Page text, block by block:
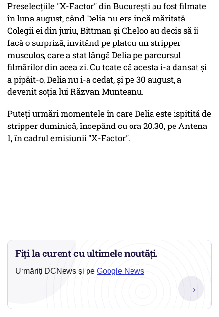
Preselecțiile "X-Factor" din București au fost filmate
în luna august, când Delia nu era incă măritată.
Colegii ei din juriu, Bittman și Cheloo au decis să îi
facă o surpriză, invitând pe platou un stripper
musculos, care a stat lângă Delia pe parcursul
filmărilor din acea zi. Cu toate că acesta i-a dansat și
a pipăit-o, Delia nu i-a cedat, și pe 30 august, a
devenit soția lui Răzvan Munteanu.
Puteți urmări momentele în care Delia este ispitită de
stripper duminică, începând cu ora 20.30, pe Antena
1, în cadrul emisiunii "X-Factor".
Fiți la curent cu ultimele noutăți.
Urmăriți DCNews și pe Google News
→